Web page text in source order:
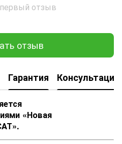
отзыв
отзыв
Гарантия Консультация